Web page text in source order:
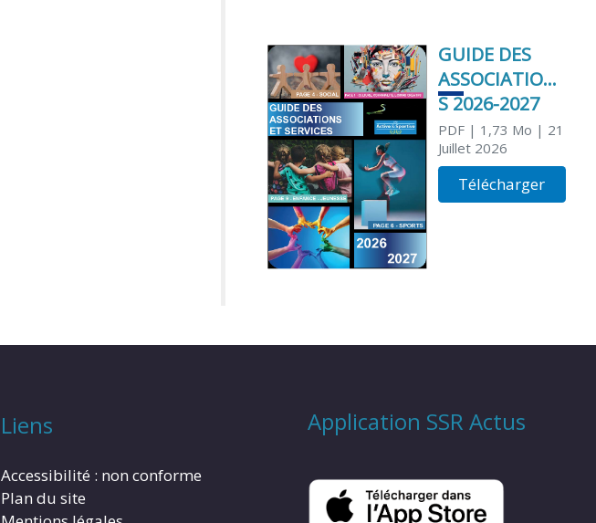
GUIDE DES
ASSOCIATION
S 2026-2027
PDF| 1,73 Mo | 21
Juillet 2026
Télécharger
Liens
Accessibilité : non conforme
Plan du site
Application SSR Actus